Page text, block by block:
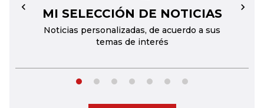
MI SELECCIÓN DE NOTICIAS
Noticias personalizadas, de acuerdo a sus
temas de interés
← →